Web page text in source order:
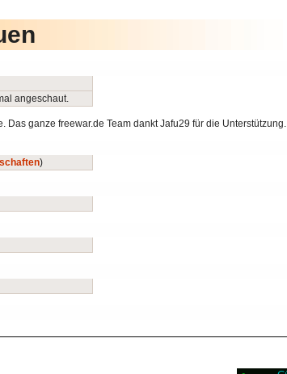
angeschaut.
Das ganze freewar.de Team dankt Jafu29 für die Unterstützung.
)